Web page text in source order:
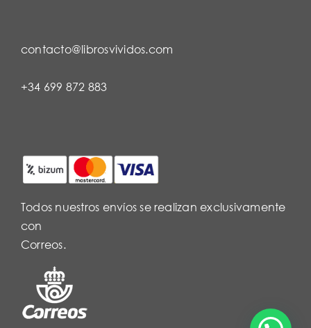
contacto@librosvividos.com
+34 699 872 883
Todos nuestros envíos se realizan exclusivamente
con
Correos.